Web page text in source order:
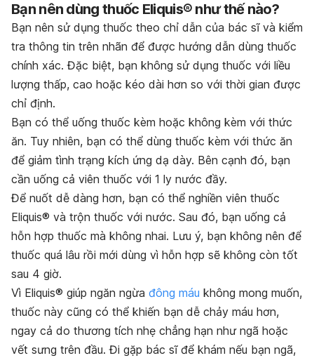
Bạn nên dùng thuốc Eliquis® như thế nào?
Bạn nên sử dụng thuốc theo chỉ dẫn của bác sĩ và kiểm
tra thông tin trên nhãn để được hướng dẫn dùng thuốc
chính xác. Đặc biệt, bạn không sử dụng thuốc với liều
lượng thấp, cao hoặc kéo dài hơn so với thời gian được
chỉ định.
Bạn có thể uống thuốc kèm hoặc không kèm với thức
ăn. Tuy nhiên, bạn có thể dùng thuốc kèm với thức ăn
để giảm tình trạng kích ứng dạ dày. Bên cạnh đó, bạn
cần uống cả viên thuốc với 1 ly nước đầy.
Để nuốt dễ dàng hơn, bạn có thể nghiền viên thuốc
Eliquis® và trộn thuốc với nước. Sau đó, bạn uống cả
hỗn hợp thuốc mà không nhai. Lưu ý, bạn không nên để
thuốc quá lâu rồi mới dùng vì hỗn hợp sẽ không còn tốt
sau 4 giờ.
Vì Eliquis® giúp ngăn ngừa đông máu không mong muốn,
thuốc này cũng có thể khiến bạn dễ chảy máu hơn,
ngay cả do thương tích nhẹ chẳng hạn như ngã hoặc
vết sưng trên đầu. Đi gặp bác sĩ để khám nếu bạn ngã,